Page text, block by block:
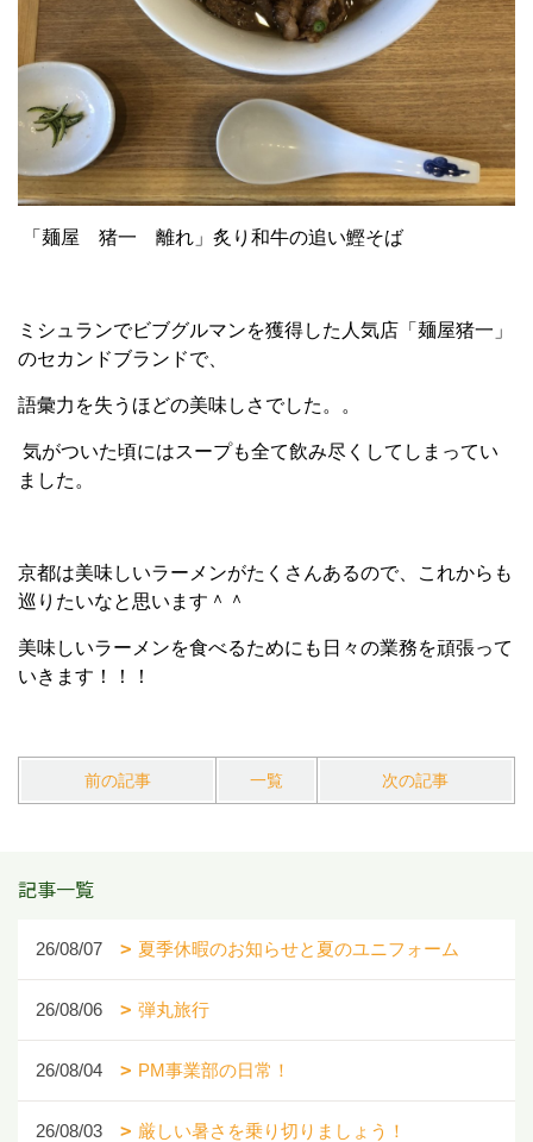
「麺屋 猪一 離れ」炙り和牛の追い鰹そば
ミシュランでビブグルマンを獲得した人気店「麺屋猪一」
のセカンドブランドで、
語彙力を失うほどの美味しさでした。。
気がついた頃にはスープも全て飲み尽くしてしまってい
ました。
京都は美味しいラーメンがたくさんあるので、これからも
巡りたいなと思います＾＾
美味しいラーメンを食べるためにも日々の業務を頑張って
いきます！！！
前の記事 一覧 次の記事
記事一覧
26/08/07 夏季休暇のお知らせと夏のユニフォーム
26/08/06 弾丸旅行
26/08/04 PM事業部の日常！
26/08/03 厳しい暑さを乗り切りましょう！